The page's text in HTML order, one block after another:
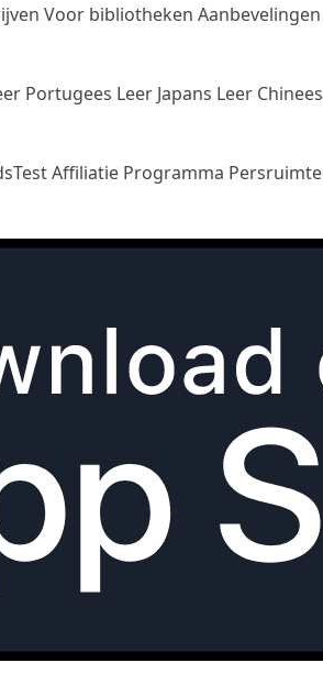
Voor bibliotheken Aanbevelingen
Portugees Leer Japans Leer Chinees
Affiliatie Programma Persruimte